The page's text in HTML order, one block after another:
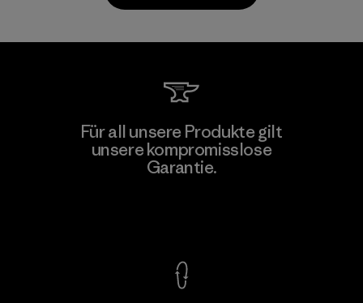
Downlite
Material-supplier
Für all unsere Produkte gilt
unsere kompromisslose
Garantie.